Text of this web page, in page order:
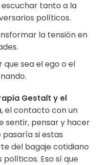
tanto a la
políticos.
la tensión en
que sea el ego o el
Gestalt y el
el contacto con un
sentir, pensar y hacer
pasaría si estas
del bagaje cotidiano
Eso sí que